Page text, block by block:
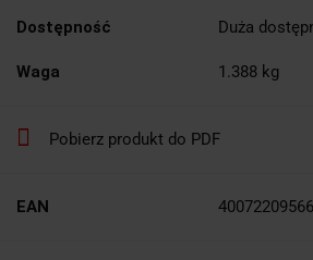
Dostępność Duża
Waga 1.388 kg
Pobierz produkt do PDF
EAN